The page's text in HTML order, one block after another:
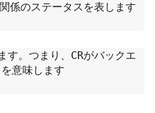
係のステータスを表します
。つまり、CRがバックエ
意味します